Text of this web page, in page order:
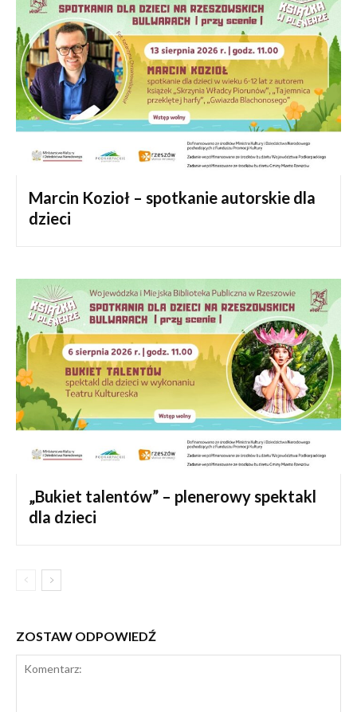
Marcin Kozioł – spotkanie autorskie dla
dzieci
„Bukiet talentów” – plenerowy spektakl
dla dzieci
ZOSTAW ODPOWIEDŹ